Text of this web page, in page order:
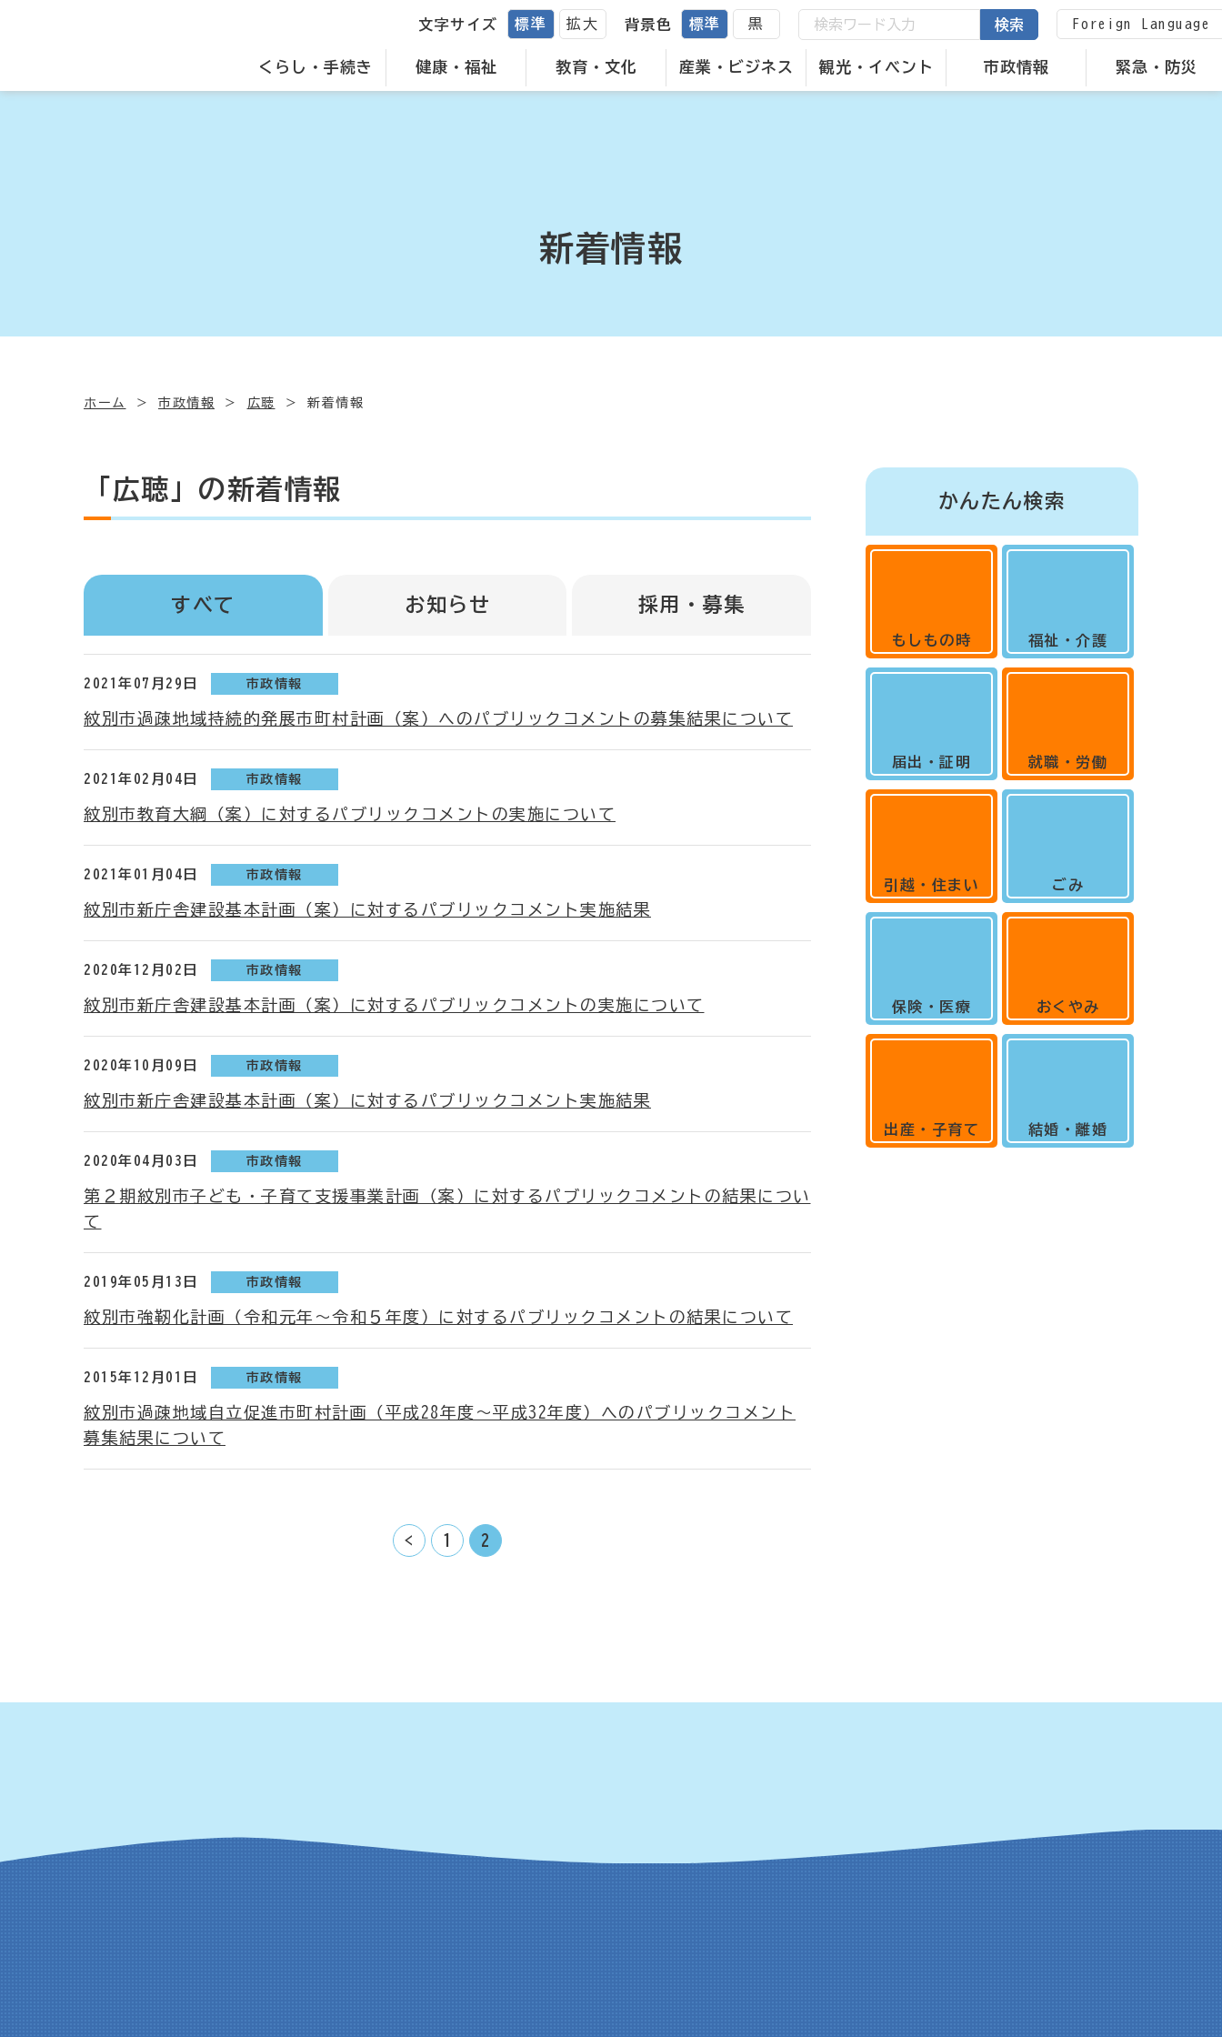
くらし・手続き 健康・福祉 教育・文化 産業・ビジネス 観光・イベント 市政情報 緊急・防災
文字サイズ 標準 拡大 背景色 標準 黒 検索 Foreign Language
新着情報
ホーム 市政情報 広聴 新着情報
「広聴」の新着情報
すべて お知らせ 採用・募集
2021年07月29日 市政情報
紋別市過疎地域持続的発展市町村計画（案）へのパブリックコメントの募集結果について
2021年02月04日 市政情報
紋別市教育大綱（案）に対するパブリックコメントの実施について
2021年01月04日 市政情報
紋別市新庁舎建設基本計画（案）に対するパブリックコメント実施結果
2020年12月02日 市政情報
紋別市新庁舎建設基本計画（案）に対するパブリックコメントの実施について
2020年10月09日 市政情報
紋別市新庁舎建設基本計画（案）に対するパブリックコメント実施結果
2020年04月03日 市政情報
第２期紋別市子ども・子育て支援事業計画（案）に対するパブリックコメントの結果につい
て
2019年05月13日 市政情報
紋別市強靭化計画（令和元年～令和５年度）に対するパブリックコメントの結果について
2015年12月01日 市政情報
紋別市過疎地域自立促進市町村計画（平成28年度～平成32年度）へのパブリックコメント
募集結果について
< 1 2
かんたん検索
もしもの時
届出・証明
引越・住まい
保険・医療
出産・子育て
福祉・介護
就職・労働
ごみ
おくやみ
結婚・離婚